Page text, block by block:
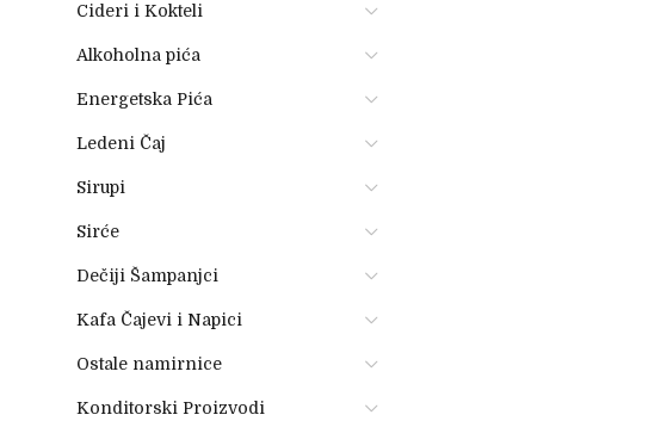
Cideri i Kokteli
Alkoholna pića
Energetska Pića
Ledeni Čaj
Sirupi
Sirće
Dečiji Šampanjci
Kafa Čajevi i Napici
Ostale namirnice
Konditorski Proizvodi